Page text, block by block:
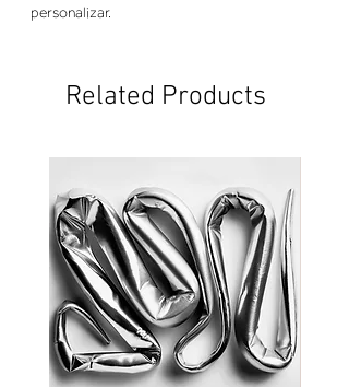
personalizar.
Related Products